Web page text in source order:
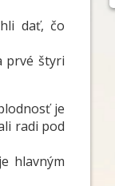
dať, čo
prvé štyri
je
radi pod
hlavným